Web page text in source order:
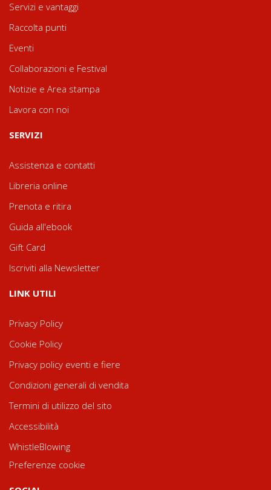
Servizi e vantaggi
Raccolta punti
Eventi
Collaborazioni e Festival
Notizie e Area stampa
Lavora con noi
SERVIZI
Assistenza e contatti
Libreria online
Prenota e ritira
Guida all'ebook
Gift Card
Iscriviti alla Newsletter
LINK UTILI
Privacy Policy
Cookie Policy
Privacy policy eventi e fiere
Condizioni generali di vendita
Termini di utilizzo del sito
Accessibilità
WhistleBlowing
Preferenze cookie